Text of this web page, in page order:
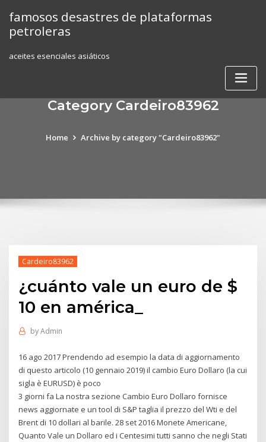
content
famosos desastres de plataformas
petroleras
aceites esenciales asiáticos
Category Cardeiro83962
Home Archive by category "Cardeiro83962"
Cardeiro83962
¿cuánto vale un euro de $
10 en américa_
byAdmin
16 ago 2017 Prendendo ad esempio la data di aggiornamento
di questo articolo (10 gennaio 2019) il cambio Euro Dollaro (la cui
sigla è EURUSD) è poco
3 giorni fa La nostra sezione Cambio Euro Dollaro fornisce
news aggiornate e un tool di S&P taglia il prezzo del Wti e del
Brent di 10 dollari al barile. 28 set 2016 Monete Americane,
Quanto Vale un Dollaro ed i Centesimi tutti sanno che negli Stati